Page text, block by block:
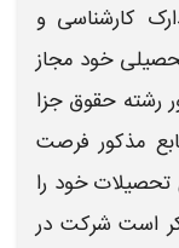
کارشناسی و
خود مجاز
رشتهحقوق جزا
مذکور فرصت
خود را
است شرکت در